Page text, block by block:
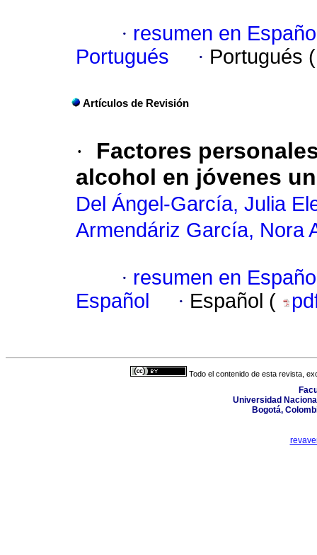
· resumen en
Portugués
· Portugués
Artículos de Revisión
·
Factores
alcohol en jóvenes
Del Ángel-García, Julia
Armendáriz García, Nora
· resumen en
Español
· Español (
Todo el contenido de esta revista,
Universidad
Bogotá,